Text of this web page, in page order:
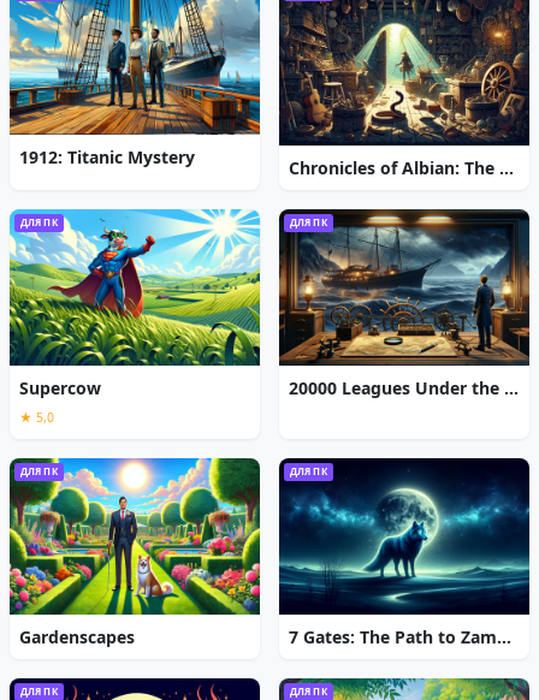
1912: Titanic Mystery Chronicles of Albian: The Magic Convention
ДЛЯ ПК
Supercow
★ 5,0
ДЛЯ ПК
20000 Leagues Under the Sea: Captain Nemo
ДЛЯ ПК
Gardenscapes
ДЛЯ ПК
7 Gates: The Path to Zamolxes
ДЛЯ ПК ДЛЯ ПК